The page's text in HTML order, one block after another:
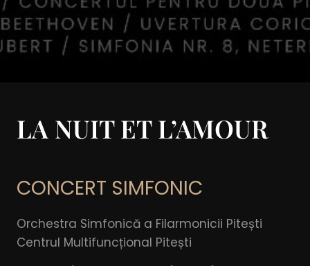
LA NUIT ET L’AMOUR
CONCERT SIMFONIC
Orchestra Simfonică a Filarmonicii Pitești
Centrul Multifuncțional Pitești